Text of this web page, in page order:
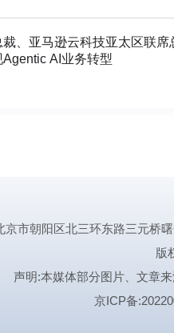
裁、亚马逊云科技亚太区联
AI业务转型
京市朝阳区北三环东路三元桥
版
声明:本媒体部分图片、文章
京ICP备